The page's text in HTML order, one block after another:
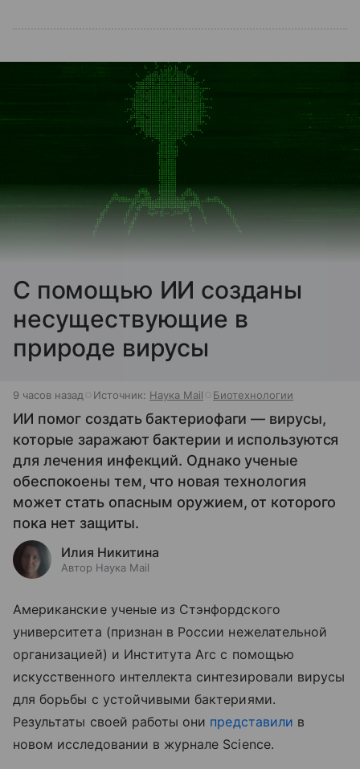
С помощью ИИ созданы
несуществующие в
природе вирусы
9 часов назад Источник: Наука Mail Биотехнологии
ИИ помог создать бактериофаги — вирусы,
которые заражают бактерии и используются
для лечения инфекций. Однако ученые
обеспокоены тем, что новая технология
может стать опасным оружием, от которого
пока нет защиты.
Илия Никитина
Автор Наука Mail
Американские ученые из Стэнфордского
университета (признан в России нежелательной
организацией) и Института Arc с помощью
искусственного интеллекта синтезировали вирусы
для борьбы с устойчивыми бактериями.
Результаты своей работы они представили в
новом исследовании в журнале Science.